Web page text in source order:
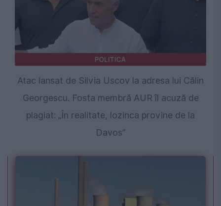
POLITICA
Atac lansat de Silvia Uscov la adresa lui Călin
Georgescu. Fosta membră AUR îl acuză de
plagiat: „În realitate, lozinca provine de la
Davos”